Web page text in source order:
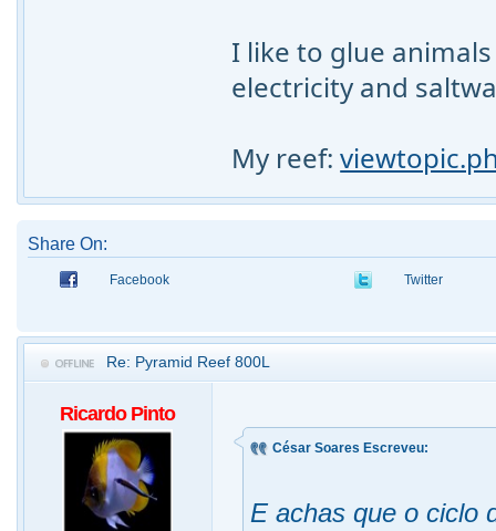
I like to glue
electricity and
My reef:
Share On:
Facebook Twitter
Re: Pyramid Reef 800L
Ricardo Pinto
César Soares Escreveu:
E achas que o ciclo